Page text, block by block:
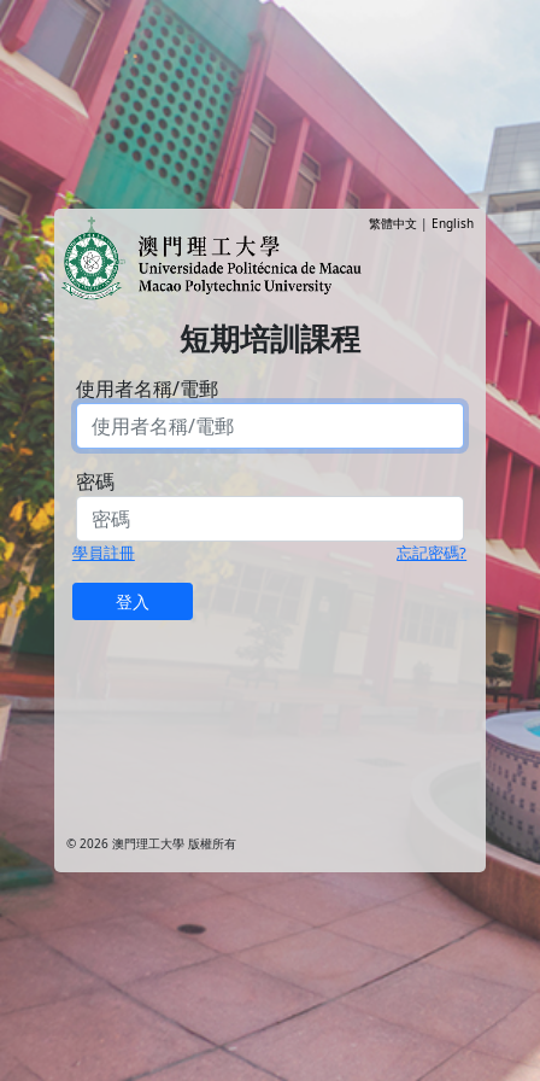
繁體中文 | English
短期培訓課程
使用者名稱/電郵
密碼
學員註冊 忘記密碼?
© 2026 澳門理工大學 版權所有